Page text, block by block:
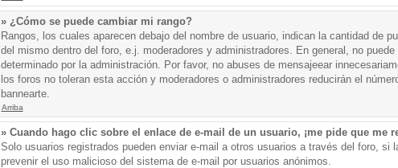
» ¿Cómo se puede cambiar mi rango?
Rangos, los cuales aparecen debajo del nombre de usuario, indican la cantidad de
del mismo dentro del foro, e.j. moderadores y administradores. En general, no
determinado por la administración. Por favor, no abuses de mensajeear
los foros no toleran esta acción y moderadores o administradores reducirán el
bannearte.
Arriba
» Cuando hago clic sobre el enlace de e-mail de un usuario, ¡me pide que me
Solo usuarios registrados pueden enviar e-mail a otros usuarios a través del foro, si
prevenir el uso malicioso del sistema de e-mail por usuarios anónimos.